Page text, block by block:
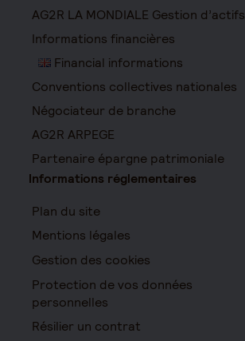
AG2R LA MONDIALE Gestion d’actifs
Informations financières
Financial informations
Conventions collectives nationales
Négociateur de branche
AG2R ARPEGE
Partenaire épargne patrimoniale
Informations réglementaires
Plan du site
Mentions légales
Gestion des cookies
Protection de vos données
personnelles
Résilier un contrat